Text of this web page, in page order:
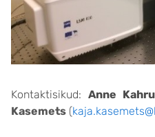
Kontaktisikud: Anne Kahru
Kasemets (